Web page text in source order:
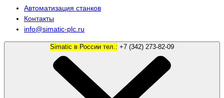
Автоматизация станков
Контакты
info@simatic-plc.ru
Simatic в России тел.: